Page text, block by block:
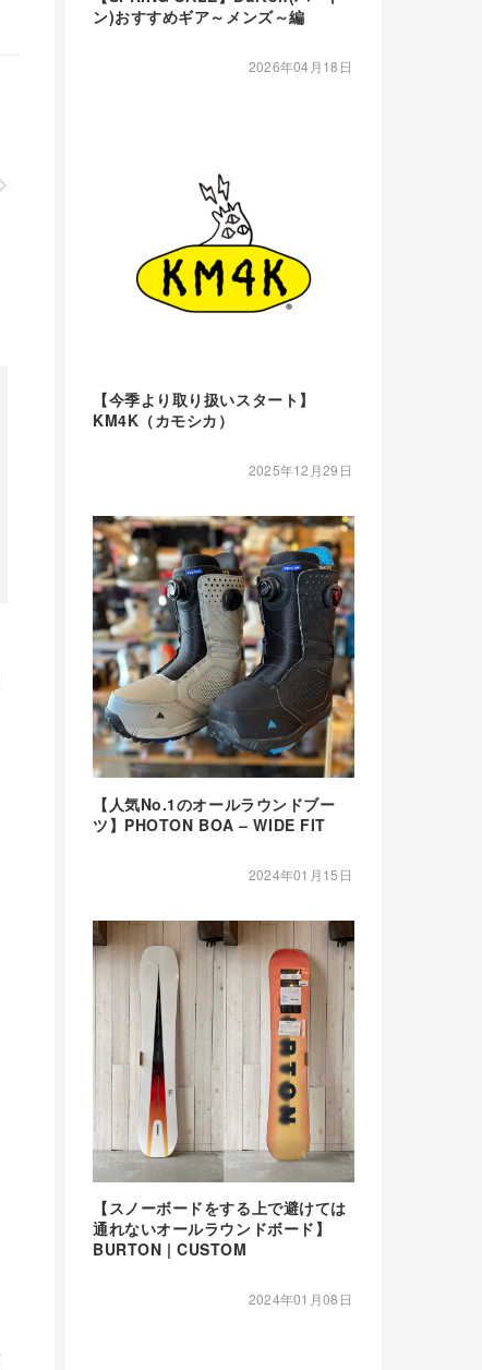
ン)おすすめギア～メンズ～編
2026年04月18日
【今季より取り扱いスタート】
KM4K（カモシカ）
2025年12月29日
【人気No.1のオールラウンドブー
ツ】PHOTON BOA – WIDE FIT
2024年01月15日
【スノーボードをする上で避けては
通れないオールラウンドボード】
BURTON | CUSTOM
2024年01月08日